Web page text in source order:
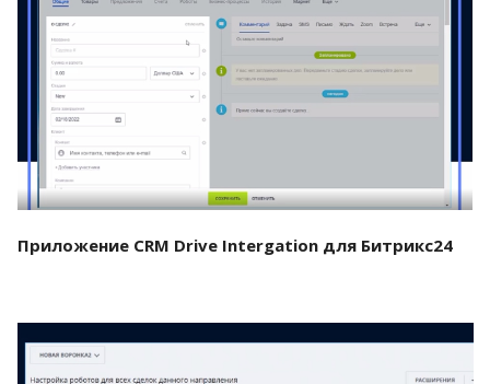
Смотреть проект
Приложение CRM Drive Intergation для Битрикс24